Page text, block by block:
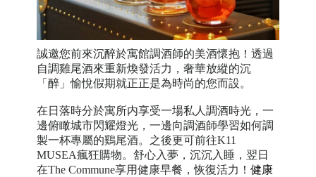
誠邀您前來沉醉於寓館調酒師的美酒懷抱！透過
自調雞尾酒來重新煥發活力，奢華放縱的沉
「醉」愉悅假期就正正是為時尚的您而設。
在日落時分於寓所内享受一場私人調酒時光，一
邊俯瞰城市閃耀燈光，一邊向調酒師學習如何調
製一杯專屬的鷄尾酒。之後更可前往K11
MUSEA瘋狂購物。舒心入夢，沉沉入睡，翌日
在The Commune享用健康早餐，恢復活力！健康